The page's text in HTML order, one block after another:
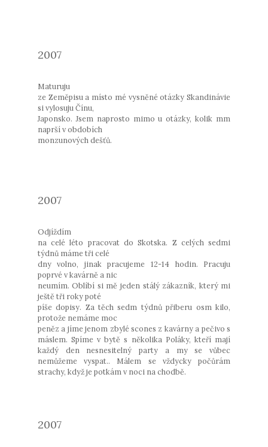
2007
Maturuju
ze Zeměpisu a místo mé vysněné otázky Skandinávie
si vylosuju Čínu,
Japonsko. Jsem naprosto mimo u otázky, kolik mm
naprší v obdobích
monzunových dešťů.
2007
Odjíždím
na celé léto pracovat do Skotska. Z celých sedmi
týdnů máme tři celé
dny volno, jinak pracujeme 12-14 hodin. Pracuju
poprvé v kavárně a nic
neumím. Oblíbí si mě jeden stálý zákazník, který mi
ještě tři roky poté
píše dopisy. Za těch sedm týdnů přiberu osm kilo,
protože nemáme moc
peněz a jíme jenom zbylé scones z kavárny a pečivo s
máslem. Spíme v bytě s několika Poláky, kteří mají
každý den nesnesitelný party a my se vůbec
nemůžeme vyspat.. Málem se vždycky počůrám
strachy, když je potkám v noci na chodbě.
2007